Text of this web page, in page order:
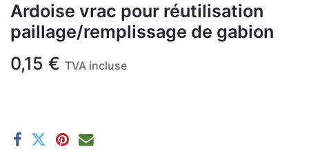
Ardoise vrac pour réutilisation
paillage/remplissage de gabion
0,15 € TVA incluse